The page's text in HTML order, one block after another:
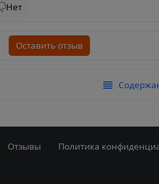
Нет
Оставить отзыв
Отзывы Политика